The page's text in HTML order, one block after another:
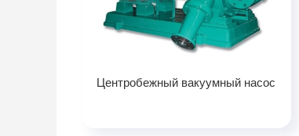
Центробежный вакуумный насос